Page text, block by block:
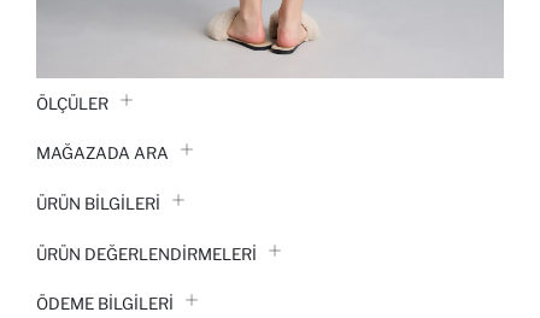
ÖLÇÜLER
MAĞAZADA ARA
ÜRÜN BILGILERI
ÜRÜN DEĞERLENDİRMELERİ
ÖDEME BİLGİLERİ